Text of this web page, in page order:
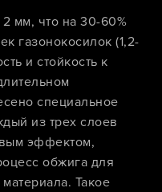
мм, что на 30-60%
газонокосилок (1,2-
и стойкость к
специальное
из трех слоев
эффектом,
обжига для
Такое